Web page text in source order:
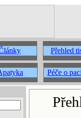
Přehled
Péče o